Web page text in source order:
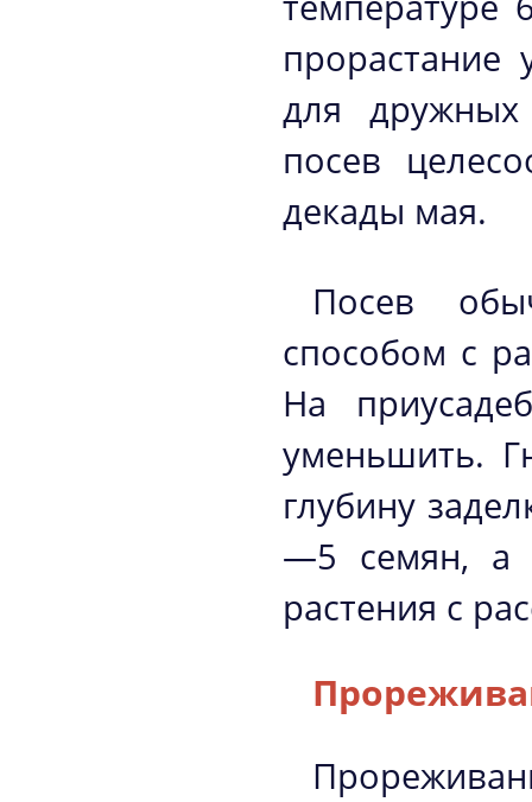
прорастание
для дружных
посев
декады мая.
Посев
способом с
На
уменьшить.
глубину
—5 семян, а
растения с